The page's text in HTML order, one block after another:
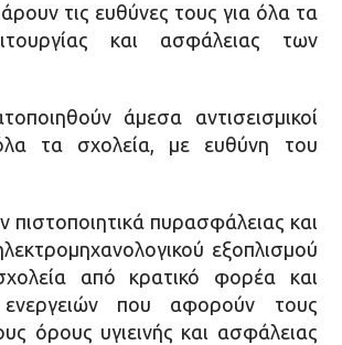
τις ευθύνες τους για όλα τα
και ασφάλειας των
άμεσα αντισεισμικοί
τα σχολεία, με ευθύνη του
πυρασφάλειας και
εξοπλισμού
από κρατικό φορέα και
που αφορούν τους
όρους υγιεινής και ασφάλειας